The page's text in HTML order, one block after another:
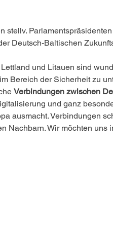
stellv.
Deutsch-Baltischen
und Litauen sind
Bereich der Sicherheit zu
Verbindungen zwischen
und ganz
ausmacht. Verbindungen
Nachbarn. Wir möchten